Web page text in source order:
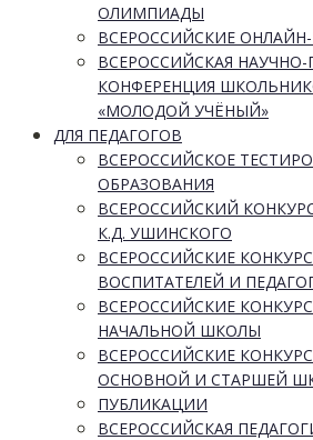
ОЛИМПИАДЫ
ВСЕРОССИЙСКИЕ
ВСЕРОССИЙСКАЯ НАУЧНО-
КОНФЕРЕНЦИЯ
«МОЛОДОЙ УЧЁНЫЙ»
ДЛЯ ПЕДАГОГОВ
ВСЕРОССИЙСКОЕ
ОБРАЗОВАНИЯ
ВСЕРОССИЙСКИЙ
К.Д. УШИНСКОГО
ВСЕРОССИЙСКИЕ
ВОСПИТАТЕЛЕЙ И
ВСЕРОССИЙСКИЕ
НАЧАЛЬНОЙ ШКОЛЫ
ВСЕРОССИЙСКИЕ
ОСНОВНОЙ И СТАРШЕЙ
ПУБЛИКАЦИИ
ВСЕРОССИЙСКАЯ